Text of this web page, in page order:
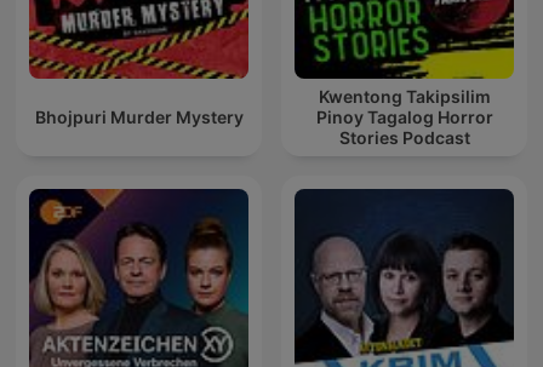
Bhojpuri Murder Mystery
Kwentong Takipsilim
Pinoy Tagalog Horror
Stories Podcast